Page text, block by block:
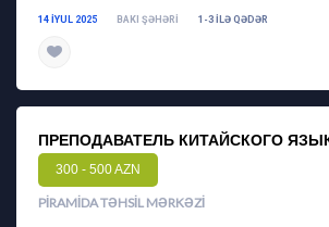
14 IYUL 2025 BAKI ŞƏHƏRI 1-3 ILƏ QƏDƏR
ПРЕПОДАВАТЕЛЬ КИТАЙСКОГО
300 - 500 AZN
PIRAMIDA TƏHSIL MƏRKƏZI